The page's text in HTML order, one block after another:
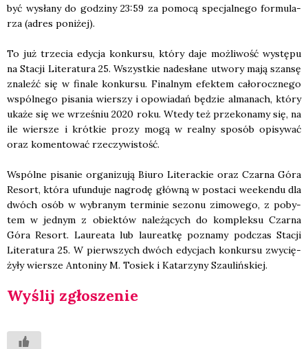
być wysła­ny do godzi­ny 23:59 za pomo­cą spe­cjal­ne­go for­mu­la­
rza (adres poni­żej).
To już trze­cia edy­cja kon­kur­su, któ­ry daje moż­li­wość wystę­pu
na Sta­cji Lite­ra­tu­ra 25. Wszyst­kie nade­sła­ne utwo­ry mają szan­sę
zna­leźć się w fina­le kon­kur­su. Final­nym efek­tem cało­rocz­ne­go
wspól­ne­go pisa­nia wier­szy i opo­wia­dań będzie alma­nach, któ­ry
uka­że się we wrze­śniu 2020 roku. Wte­dy też prze­ko­na­my się, na
ile wier­sze i krót­kie pro­zy mogą w real­ny spo­sób opi­sy­wać
oraz komen­to­wać rze­czy­wi­stość.
Wspól­ne pisa­nie orga­ni­zu­ją Biu­ro Lite­rac­kie oraz Czar­na Góra
Resort, któ­ra ufun­du­je nagro­dę głów­ną w posta­ci week­en­du dla
dwóch osób w wybra­nym ter­mi­nie sezo­nu zimo­we­go, z poby­
tem w jed­nym z obiek­tów nale­żą­cych do kom­plek­su Czar­na
Góra Resort. Lau­re­ata lub lau­re­at­kę pozna­my pod­czas Sta­cji
Lite­ra­tu­ra 25. W pierw­szych dwóch edy­cjach kon­kur­su zwy­cię­
ży­ły wier­sze Anto­ni­ny M. Tosiek i Kata­rzy­ny Szau­liń­skiej.
Wyślij zgło­sze­nie